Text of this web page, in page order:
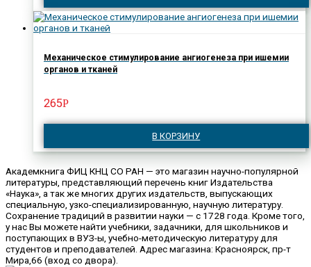
Механическое стимулирование ангиогенеза при ишемии
органов и тканей
265Р
В КОРЗИНУ
Академкнига ФИЦ КНЦ СО РАН — это магазин научно-популярной
литературы, представляющий перечень книг Издательства
«Наука», а так же многих других издательств, выпускающих
специальную, узко-специализированную, научную литературу.
Сохранение традиций в развитии науки — с 1728 года. Кроме того,
у нас Вы можете найти учебники, задачники, для школьников и
поступающих в ВУЗ-ы, учебно-методическую литературу для
студентов и преподавателей. Адрес магазина: Красноярск, пр-т
Мира,66 (вход со двора).